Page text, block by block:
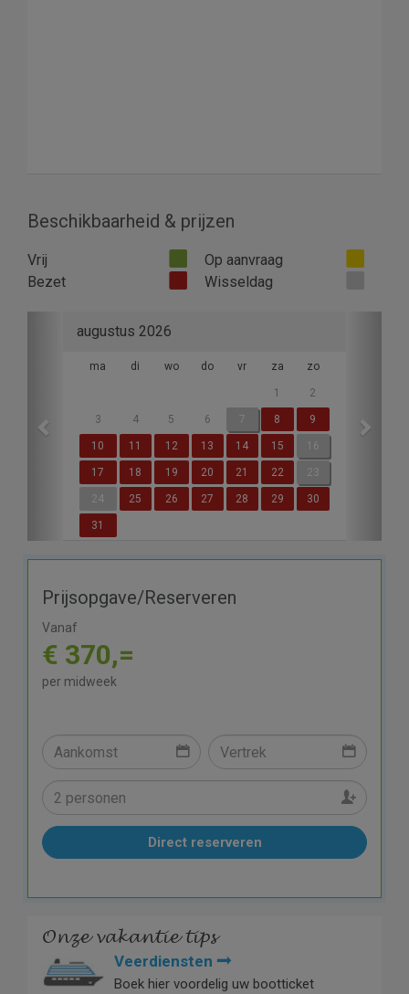
Beschikbaarheid & prijzen
Vrij
Op aanvraag
Bezet
Wisseldag
augustus 2026
ma di wo do vr za zo
1 2
3 4 5 6 7 8 9
10 11 12 13 14 15 16
17 18 19 20 21 22 23
24 25 26 27 28 29 30
31
Previous
Prijsopgave/Reserveren
Vanaf
€ 370,=
per midweek
Direct reserveren
Onze vakantie tips
Veerdiensten
Boek hier voordelig uw bootticket